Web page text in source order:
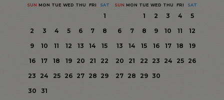
SUN MON TUE WED THU FRI SAT
1
2
3 4 5 6 7
8
9
10 11 12 13 14
15
16
17 18 19 20 21
22
23
24 25 26 27 28 29
30
31
SUN MON TUE WED THU FRI SAT
1 2 3 4
5
6
7 8 9 10 11
12
13
14 15 16 17 18
19
20
21 22 23 24 25
26
27 28 29 30